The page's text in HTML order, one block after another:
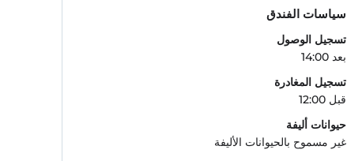
سياسات الفندق
تسجيل الوصول
بعد 14:00
تسجيل المغادرة
قبل 12:00
حيوانات أليفة
غير مسموح بالحيوانات الأليفة